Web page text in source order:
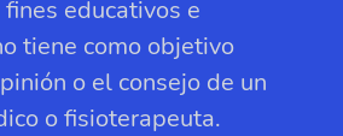
educativos e
tiene como objetivo
o el consejo de un
o fisioterapeuta.